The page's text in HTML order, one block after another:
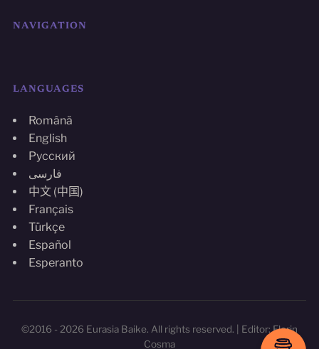
NAVIGATION
LANGUAGES
Română
English
Русский
فارسی
中文 (中国)
Français
Türkçe
Español
Esperanto
©2016 - 2026 Eurasia Baike. All rights reserved. | Editor: Florin
Cosma